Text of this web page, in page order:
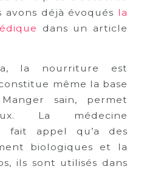
avons déjà évoqués la
dans un article
la nourriture est
même la base
sain, permet
La médecine
fait appel qu’a des
biologiques et la
ils sont utilisés dans